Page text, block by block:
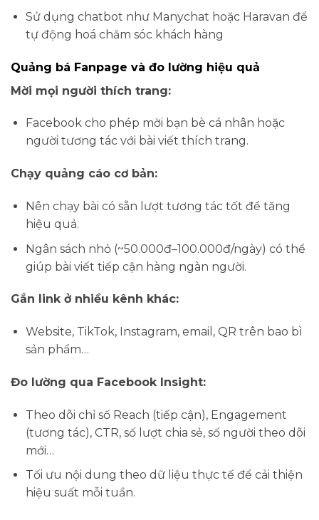
Sử dụng chatbot như Manychat hoặc Haravan để
tự động hoá chăm sóc khách hàng
Quảng bá Fanpage và đo lường hiệu quả
Mời mọi người thích trang:
Facebook cho phép mời bạn bè cá nhân hoặc
người tương tác với bài viết thích trang.
Chạy quảng cáo cơ bản:
Nên chạy bài có sẵn lượt tương tác tốt để tăng
hiệu quả.
Ngân sách nhỏ (~50.000đ–100.000đ/ngày) có thể
giúp bài viết tiếp cận hàng ngàn người.
Gắn link ở nhiều kênh khác:
Website, TikTok, Instagram, email, QR trên bao bì
sản phẩm…
Đo lường qua Facebook Insight:
Theo dõi chỉ số Reach (tiếp cận), Engagement
(tương tác), CTR, số lượt chia sẻ, số người theo dõi
mới…
Tối ưu nội dung theo dữ liệu thực tế để cải thiện
hiệu suất mỗi tuần.